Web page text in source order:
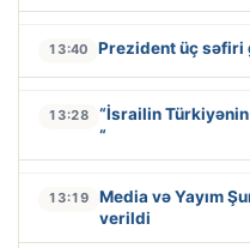
13:40 Prezident üç səfiri
13:28
“İsrailin
“
13:19
Media və Yayım
verildi